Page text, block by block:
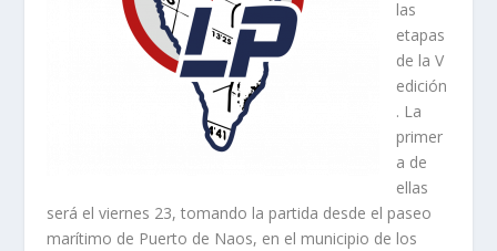
las
etapas
de la V
edición
. La
primer
a de
ellas
será el viernes 23, tomando la partida desde el paseo
marítimo de Puerto de Naos, en el municipio de los